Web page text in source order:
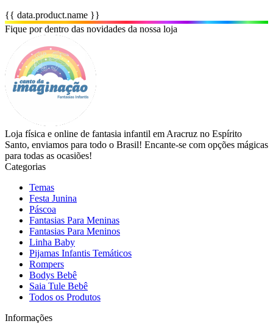
{{ data.product.name }}
Fique por dentro das novidades da nossa loja
Loja física e online de fantasia infantil em Aracruz no Espírito
Santo, enviamos para todo o Brasil! Encante-se com opções mágicas
para todas as ocasiões!
Categorias
Temas
Festa Junina
Páscoa
Fantasias Para Meninas
Fantasias Para Meninos
Linha Baby
Pijamas Infantis Temáticos
Rompers
Bodys Bebê
Saia Tule Bebê
Todos os Produtos
Informações